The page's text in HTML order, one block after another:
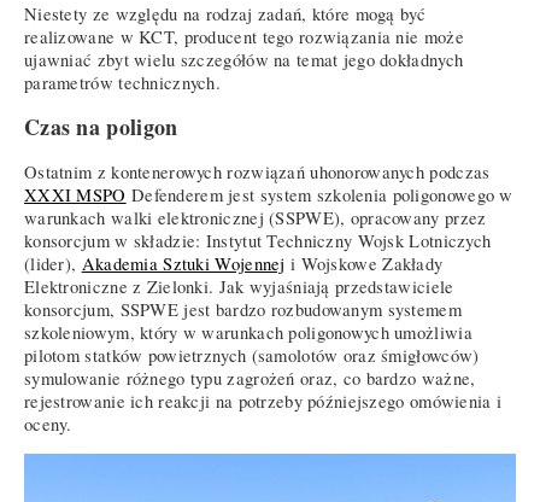
Niestety ze względu na rodzaj zadań, które mogą być
realizowane w KCT, producent tego rozwiązania nie może
ujawniać zbyt wielu szczegółów na temat jego dokładnych
parametrów technicznych.
Czas na poligon
Ostatnim z kontenerowych rozwiązań uhonorowanych podczas
XXXI MSPO Defenderem jest system szkolenia poligonowego w
warunkach walki elektronicznej (SSPWE), opracowany przez
konsorcjum w składzie: Instytut Techniczny Wojsk Lotniczych
(lider), Akademia Sztuki Wojennej i Wojskowe Zakłady
Elektroniczne z Zielonki. Jak wyjaśniają przedstawiciele
konsorcjum, SSPWE jest bardzo rozbudowanym systemem
szkoleniowym, który w warunkach poligonowych umożliwia
pilotom statków powietrznych (samolotów oraz śmigłowców)
symulowanie różnego typu zagrożeń oraz, co bardzo ważne,
rejestrowanie ich reakcji na potrzeby późniejszego omówienia i
oceny.